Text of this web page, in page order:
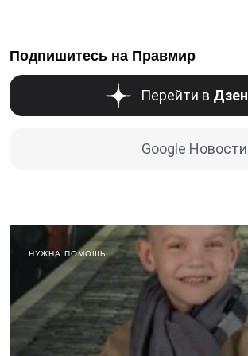
Подпишитесь на Правмир
Перейти в Дзен
Google Новости
НУЖНА ПОМОЩЬ